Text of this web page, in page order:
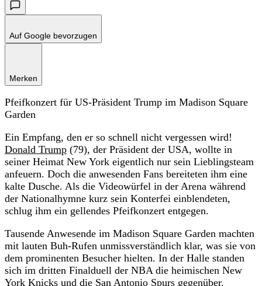
Auf Google bevorzugen
Merken
Pfeifkonzert für US-Präsident Trump im Madison Square
Garden
Ein Empfang, den er so schnell nicht vergessen wird!
Donald Trump (79), der Präsident der USA, wollte in
seiner Heimat New York eigentlich nur sein Lieblingsteam
anfeuern. Doch die anwesenden Fans bereiteten ihm eine
kalte Dusche. Als die Videowürfel in der Arena während
der Nationalhymne kurz sein Konterfei einblendeten,
schlug ihm ein gellendes Pfeifkonzert entgegen.
Tausende Anwesende im Madison Square Garden machten
mit lauten Buh-Rufen unmissverständlich klar, was sie von
dem prominenten Besucher hielten. In der Halle standen
sich im dritten Finalduell der NBA die heimischen New
York Knicks und die San Antonio Spurs gegenüber.